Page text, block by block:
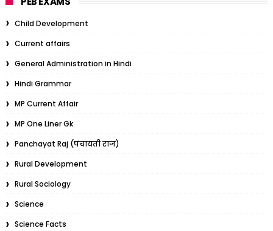
Child Development
Current affairs
General Administration in Hindi
Hindi Grammar
MP Current Affair
MP One Liner Gk
Panchayat Raj (पंचायती राज)
Rural Development
Rural Sociology
Science
Science Facts